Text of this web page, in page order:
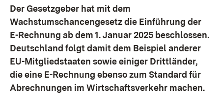
Der Gesetzgeber hat mit dem
Wachstumschancengesetz die Einführung der
E-Rechnung ab dem 1. Januar 2025 beschlossen.
Deutschland folgt damit dem Beispiel anderer
EU-Mitgliedstaaten sowie einiger Drittländer,
die eine E-Rechnung ebenso zum Standard für
Abrechnungen im Wirtschaftsverkehr machen.